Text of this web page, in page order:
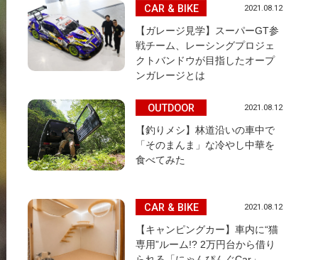
CAR & BIKE 2021.08.12
【ガレージ見学】スーパーGT参
戦チーム、レーシングプロジェ
クトバンドウが目指したオープ
ンガレージとは
OUTDOOR 2021.08.12
【釣りメシ】林道沿いの車中で
「そのまんま」な冷やし中華を
食べてみた
CAR & BIKE 2021.08.12
【キャンピングカー】車内に“猫
専用”ルーム!? 2万円台から借り